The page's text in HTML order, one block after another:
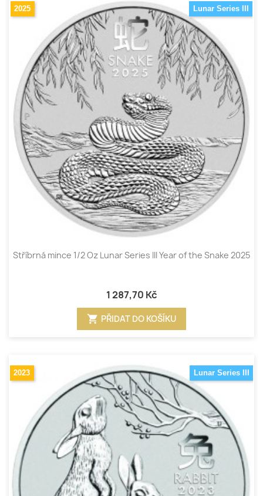
Lunar Series III
2025
Stříbrná mince 1/2 Oz Lunar Series III Year of the Snake 2025
1 287,70 Kč
shopping_cart PŘIDAT DO KOŠÍKU
Lunar Series III
2023